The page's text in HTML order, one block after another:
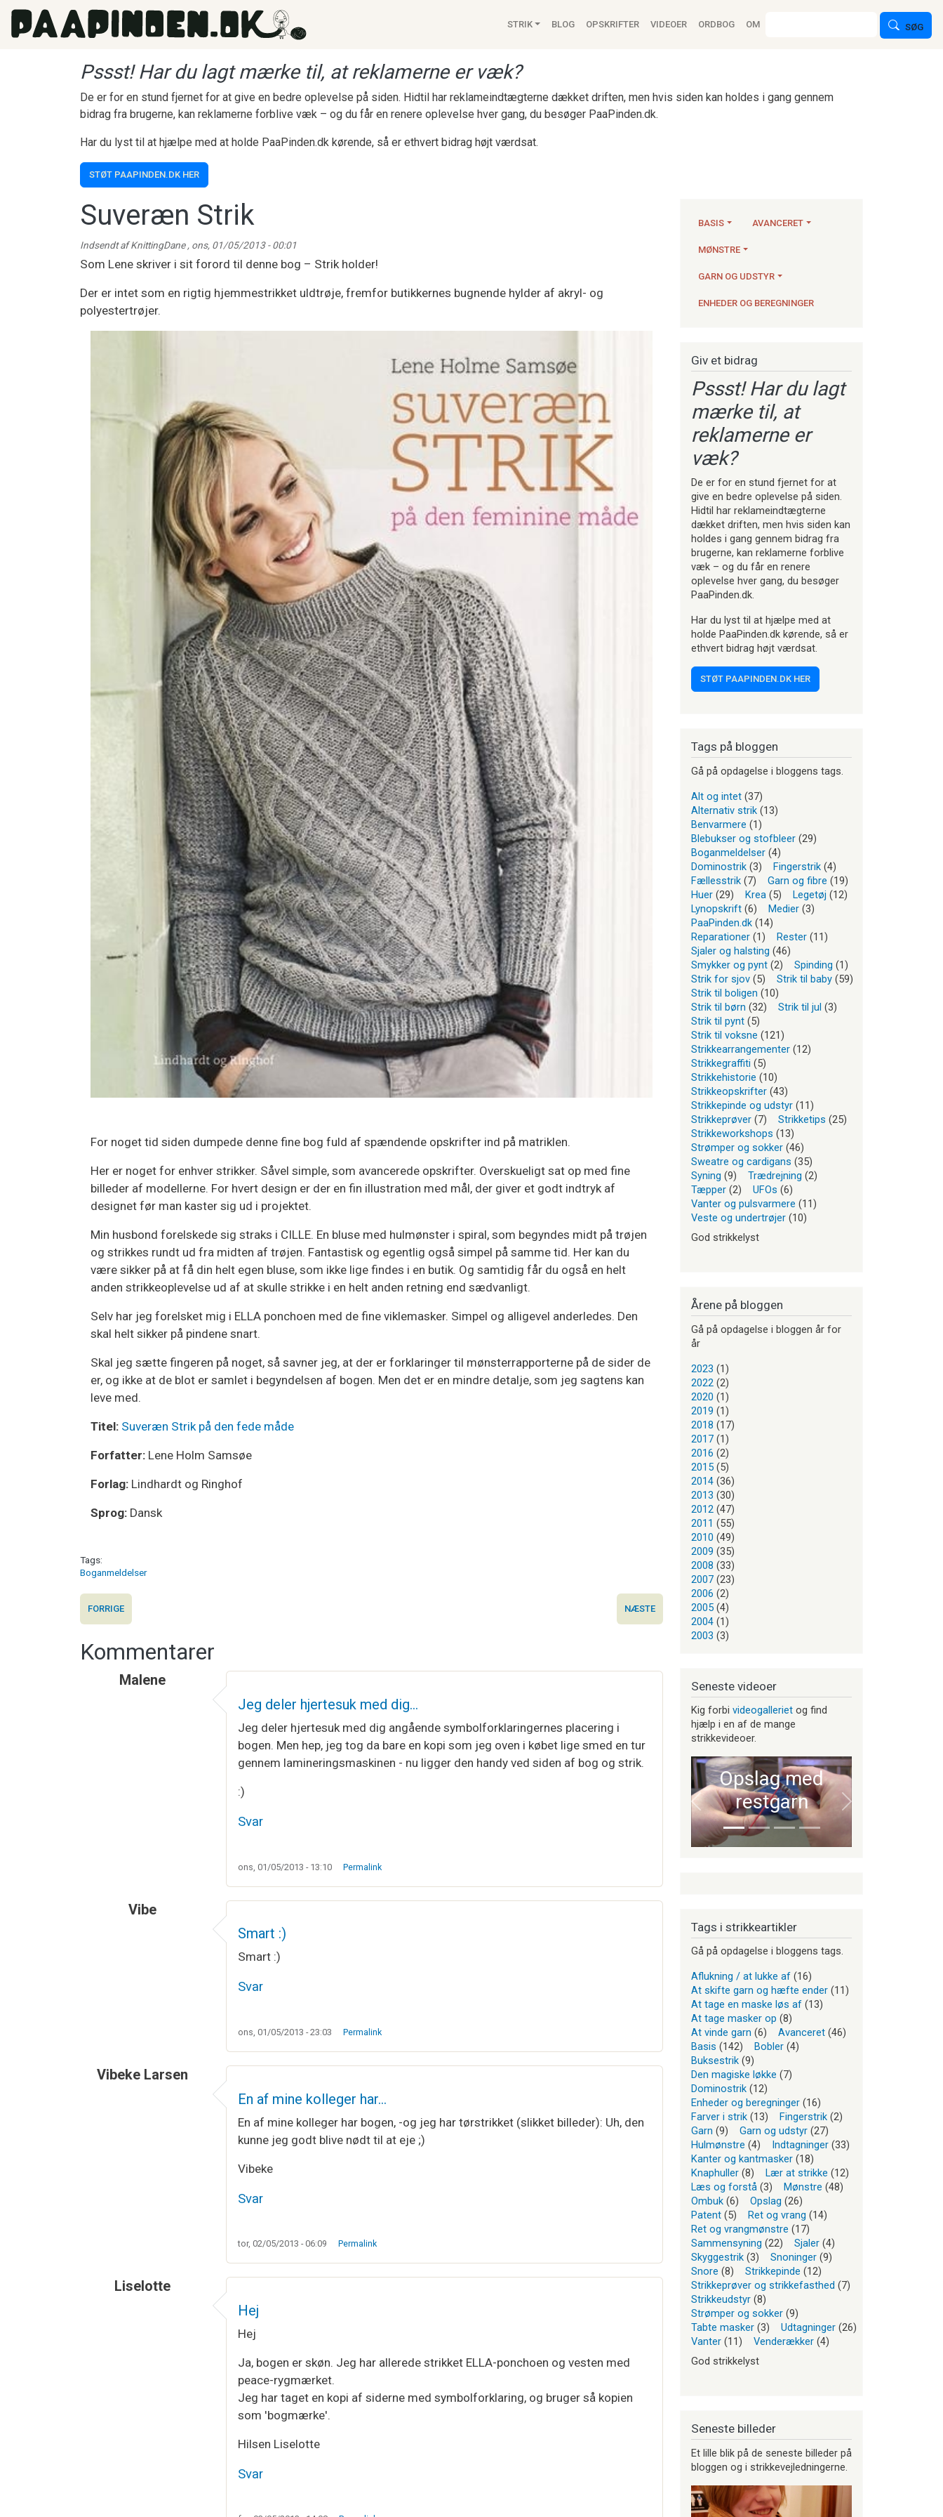
Gå til hovedindhold
Main navigation
STRIK BLOG OPSKRIFTER VIDEOER ORDBOG OM SØG
Pssst! Har du lagt mærke til, at reklamerne er væk?
De er for en stund fjernet for at give en bedre oplevelse på siden. Hidtil har reklameindtægterne dækket driften, men hvis siden kan holdes i gang gennem
bidrag fra brugerne, kan reklamerne forblive væk – og du får en renere oplevelse hver gang, du besøger PaaPinden.dk.
Har du lyst til at hjælpe med at holde PaaPinden.dk kørende, så er ethvert bidrag højt værdsat.
STØT PAAPINDEN.DK HER
Suveræn Strik
Indsendt afKnittingDane , ons, 01/05/2013 - 00:01
Som Lene skriver i sit forord til denne bog – Strik holder!
Der er intet som en rigtig hjemmestrikket uldtrøje, fremfor butikkernes bugnende hylder af akryl- og
polyestertrøjer.
For noget tid siden dumpede denne fine bog fuld af spændende opskrifter ind på matriklen.
Her er noget for enhver strikker. Såvel simple, som avancerede opskrifter. Overskueligt sat op med fine
billeder af modellerne. For hvert design er der en fin illustration med mål, der giver et godt indtryk af
designet før man kaster sig ud i projektet.
Min husbond forelskede sig straks i CILLE. En bluse med hulmønster i spiral, som begyndes midt på trøjen
og strikkes rundt ud fra midten af trøjen. Fantastisk og egentlig også simpel på samme tid. Her kan du
være sikker på at få din helt egen bluse, som ikke lige findes i en butik. Og samtidig får du også en helt
anden strikkeoplevelse ud af at skulle strikke i en helt anden retning end sædvanligt.
Selv har jeg forelsket mig i ELLA ponchoen med de fine viklemasker. Simpel og alligevel anderledes. Den
skal helt sikker på pindene snart.
Skal jeg sætte fingeren på noget, så savner jeg, at der er forklaringer til mønsterrapporterne på de sider de
er, og ikke at de blot er samlet i begyndelsen af bogen. Men det er en mindre detalje, som jeg sagtens kan
leve med.
Titel: Suveræn Strik på den fede måde
Forfatter: Lene Holm Samsøe
Forlag: Lindhardt og Ringhof
Sprog: Dansk
Tags
Boganmeldelser
FORRIGE NÆSTE
Kommentarer
Malene
Jeg deler hjertesuk med dig…
Jeg deler hjertesuk med dig angående symbolforklaringernes placering i
bogen. Men hep, jeg tog da bare en kopi som jeg oven i købet lige smed en tur
gennem lamineringsmaskinen - nu ligger den handy ved siden af bog og strik.
:)
Svar
ons, 01/05/2013 - 13:10 Permalink
Vibe
Smart :)
Smart :)
Svar
ons, 01/05/2013 - 23:03 Permalink
Vibeke Larsen
En af mine kolleger har…
En af mine kolleger har bogen, -og jeg har tørstrikket (slikket billeder): Uh, den
kunne jeg godt blive nødt til at eje ;)
Vibeke
Svar
tor, 02/05/2013 - 06:09 Permalink
Liselotte
Hej
Hej
Ja, bogen er skøn. Jeg har allerede strikket ELLA-ponchoen og vesten med
peace-rygmærket.
Jeg har taget en kopi af siderne med symbolforklaring, og bruger så kopien
som 'bogmærke'.
Hilsen Liselotte
Svar
BASIS AVANCERET
MØNSTRE
GARN OG UDSTYR
ENHEDER OG BEREGNINGER
Giv et bidrag
Pssst! Har du lagt
mærke til, at
reklamerne er
væk?
De er for en stund fjernet for at
give en bedre oplevelse på siden.
Hidtil har reklameindtægterne
dækket driften, men hvis siden kan
holdes i gang gennem bidrag fra
brugerne, kan reklamerne forblive
væk – og du får en renere
oplevelse hver gang, du besøger
PaaPinden.dk.
Har du lyst til at hjælpe med at
holde PaaPinden.dk kørende, så er
ethvert bidrag højt værdsat.
STØT PAAPINDEN.DK HER
Tags på bloggen
Gå på opdagelse i bloggens tags.
Alt og intet (37)
Alternativ strik (13)
Benvarmere (1)
Blebukser og stofbleer (29)
Boganmeldelser (4)
Dominostrik (3) Fingerstrik (4)
Fællesstrik (7) Garn og fibre (19)
Huer (29) Krea (5) Legetøj (12)
Lynopskrift (6) Medier (3)
PaaPinden.dk (14)
Reparationer (1) Rester (11)
Sjaler og halsting (46)
Smykker og pynt (2) Spinding (1)
Strik for sjov (5) Strik til baby (59)
Strik til boligen (10)
Strik til børn (32) Strik til jul (3)
Strik til pynt (5)
Strik til voksne (121)
Strikkearrangementer (12)
Strikkegraffiti (5)
Strikkehistorie (10)
Strikkeopskrifter (43)
Strikkepinde og udstyr (11)
Strikkeprøver (7) Strikketips (25)
Strikkeworkshops (13)
Strømper og sokker (46)
Sweatre og cardigans (35)
Syning (9) Trædrejning (2)
Tæpper (2) UFOs (6)
Vanter og pulsvarmere (11)
Veste og undertrøjer (10)
God strikkelyst
Årene på bloggen
Gå på opdagelse i bloggen år for
år
2023 (1)
2022 (2)
2020 (1)
2019 (1)
2018 (17)
2017 (1)
2016 (2)
2015 (5)
2014 (36)
2013 (30)
2012 (47)
2011 (55)
2010 (49)
2009 (35)
2008 (33)
2007 (23)
2006 (2)
2005 (4)
2004 (1)
2003 (3)
Seneste videoer
Kig forbi videogalleriet og find
hjælp i en af de mange
strikkevideoer.
Opslag med
restgarn
Forrige Næste
Tags i strikkeartikler
Gå på opdagelse i bloggens tags.
Aflukning / at lukke af (16)
At skifte garn og hæfte ender (11)
At tage en maske løs af (13)
At tage masker op (8)
At vinde garn (6) Avanceret (46)
Basis (142) Bobler (4)
Buksestrik (9)
Den magiske løkke (7)
Dominostrik (12)
Enheder og beregninger (16)
Farver i strik (13) Fingerstrik (2)
Garn (9) Garn og udstyr (27)
Hulmønstre (4) Indtagninger (33)
Kanter og kantmasker (18)
Knaphuller (8) Lær at strikke (12)
Læs og forstå (3) Mønstre (48)
Ombuk (6) Opslag (26)
Patent (5) Ret og vrang (14)
Ret og vrangmønstre (17)
Sammensyning (22) Sjaler (4)
Skyggestrik (3) Snoninger (9)
Snore (8) Strikkepinde (12)
Strikkeprøver og strikkefasthed (7)
Strikkeudstyr (8)
Strømper og sokker (9)
Tabte masker (3) Udtagninger (26)
Vanter (11) Venderækker (4)
God strikkelyst
Seneste billeder
Et lille blik på de seneste billeder på
bloggen og i strikkevejledningerne.